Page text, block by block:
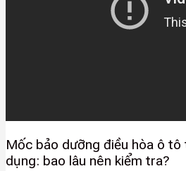
Mốc bảo dưỡng điều hòa ô tô
dụng: bao lâu nên kiểm tra?